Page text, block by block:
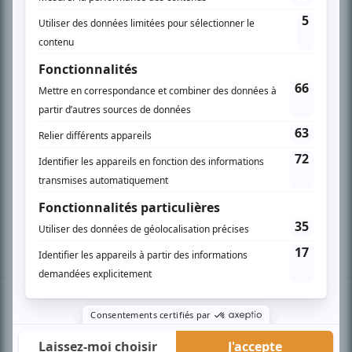
Liste des oeuvres
Liste des comédiens
Recherche avancée
À propos
Nous contacter
Termes et conditions
Politique de confidentialité
Gestion du consentement